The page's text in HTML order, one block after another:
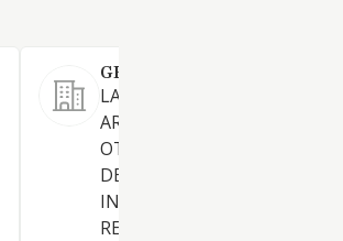
GESTINBOR MADRID SL
LA COMPRA VENTA,
ARRENDAMIENTO Y
OTRA FORMA DE
DE TODA CLASE DE BIENES
INMUEBLES. LA
REPRESENTACION,